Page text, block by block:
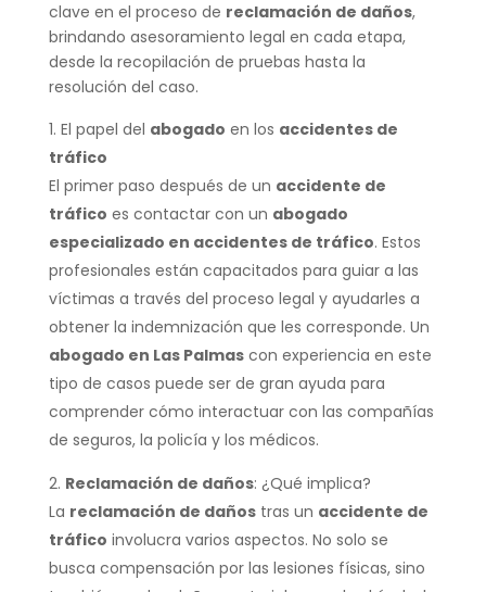
clave en el proceso de reclamación de daños,
brindando asesoramiento legal en cada etapa,
desde la recopilación de pruebas hasta la
resolución del caso.
El papel del abogado en los accidentes de
tráfico
El primer paso después de un accidente de
tráfico es contactar con un abogado
especializado en accidentes de tráfico. Estos
profesionales están capacitados para guiar a las
víctimas a través del proceso legal y ayudarles a
obtener la indemnización que les corresponde. Un
abogado en Las Palmascon experiencia en este
tipo de casos puede ser de gran ayuda para
comprender cómo interactuar con las compañías
de seguros, la policía y los médicos.
Reclamación de daños: ¿Qué implica?
La reclamación de dañostras un accidente de
tráfico involucra varios aspectos. No solo se
busca compensación por las lesiones físicas, sino